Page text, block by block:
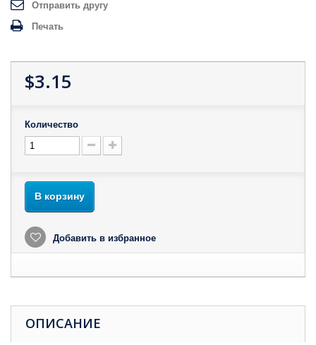
Отправить другу
Печать
$3.15
Количество
В корзину
Добавить в избранное
ОПИСАНИЕ